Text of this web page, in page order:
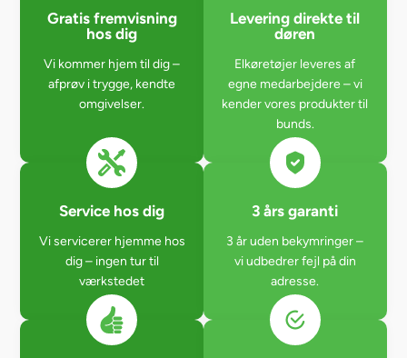
Gratis fremvisning
hos dig
Vi kommer hjem til dig –
afprøv i trygge, kendte
omgivelser.
Levering direkte til
døren
Elkøretøjer leveres af
egne medarbejdere – vi
kender vores produkter til
bunds.
Service hos dig
Vi servicerer hjemme hos
dig – ingen tur til
værkstedet
3 års garanti
3 år uden bekymringer –
vi udbedrer fejl på din
adresse.